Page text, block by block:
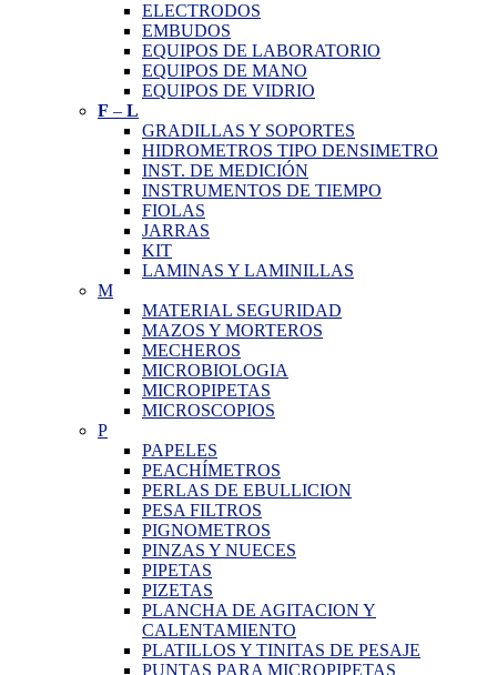
ELECTRODOS
EMBUDOS
EQUIPOS DE LABORATORIO
EQUIPOS DE MANO
EQUIPOS DE VIDRIO
F – L
GRADILLAS Y SOPORTES
HIDROMETROS TIPO DENSIMETRO
INST. DE MEDICIÓN
INSTRUMENTOS DE TIEMPO
FIOLAS
JARRAS
KIT
LAMINAS Y LAMINILLAS
M
MATERIAL SEGURIDAD
MAZOS Y MORTEROS
MECHEROS
MICROBIOLOGIA
MICROPIPETAS
MICROSCOPIOS
P
PAPELES
PEACHÍMETROS
PERLAS DE EBULLICION
PESA FILTROS
PIGNOMETROS
PINZAS Y NUECES
PIPETAS
PIZETAS
PLANCHA DE AGITACION Y
CALENTAMIENTO
PLATILLOS Y TINITAS DE PESAJE
PUNTAS PARA MICROPIPETAS